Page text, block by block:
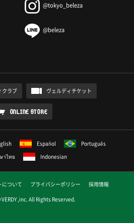
@tokyo_beleza
@beleza
クラブ ヴェルディチケット
ONLINE STORE
Español
Português
าไทย
Indonesian
について プライバシーポリシー
採用情報
,inc. All Rights Reserved.